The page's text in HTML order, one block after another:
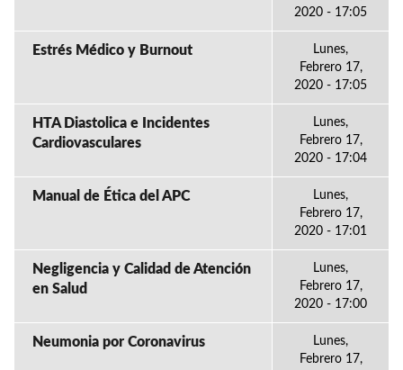
2020 - 17:05
Estrés Médico y Burnout
Lunes,
Febrero 17,
2020 - 17:05
HTA Diastolica e Incidentes
Cardiovasculares
Lunes,
Febrero 17,
2020 - 17:04
Manual de Ética del APC
Lunes,
Febrero 17,
2020 - 17:01
Negligencia y Calidad de Atención
en Salud
Lunes,
Febrero 17,
2020 - 17:00
Neumonia por Coronavirus
Lunes,
Febrero 17,